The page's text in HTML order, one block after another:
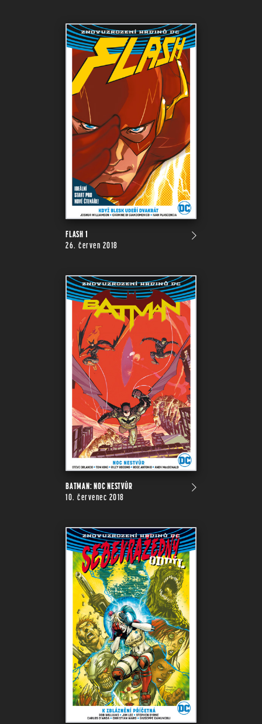
FLASH 1
26. červen 2018
BATMAN: NOC NESTVŮR
10. červenec 2018